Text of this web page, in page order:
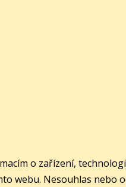
o zařízení,
webu. Nesouhlas